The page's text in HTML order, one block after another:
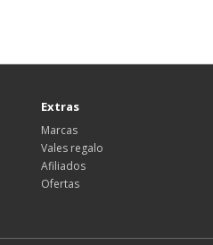
Extras
Marcas
Vales regalo
Afiliados
Ofertas